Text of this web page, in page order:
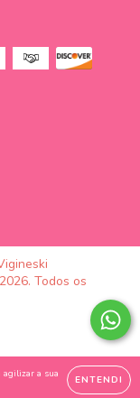
agilizar a sua
ENTENDI
Todos os